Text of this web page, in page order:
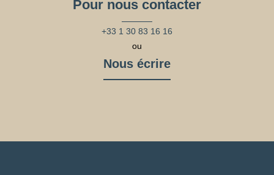
Pour nous contacter
+33 1 30 83 16 16
ou
Nous écrire